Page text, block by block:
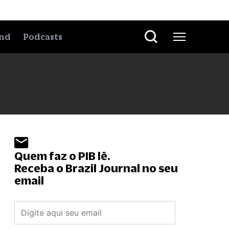
Podcasts
Quem faz o PIB lê.
Receba o Brazil Journal no seu
email